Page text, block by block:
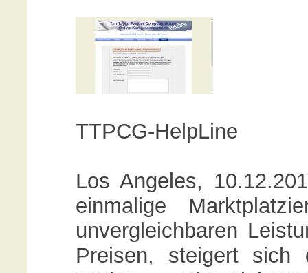
TTPCG-HelpLine
Los Angeles,
einmalige
unvergleichbaren
Preisen, steigert